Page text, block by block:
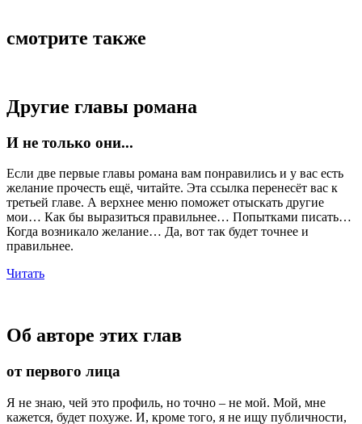
смотрите также
Другие главы романа
И не только они...
Если две первые главы романа вам понравились и у вас есть
желание прочесть ещё, читайте. Эта ссылка перенесёт вас к
третьей главе. А верхнее меню поможет отыскать другие
мои… Как бы выразиться правильнее… Попытками писать…
Когда возникало желание… Да, вот так будет точнее и
правильнее.
Читать
Об авторе этих глав
от первого лица
Я не знаю, чей это профиль, но точно – не мой. Мой, мне
кажется, будет похуже. И, кроме того, я не ищу публичности,